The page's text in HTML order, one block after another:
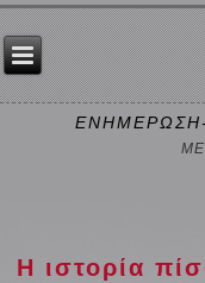
ΜΕ
Η ιστορία